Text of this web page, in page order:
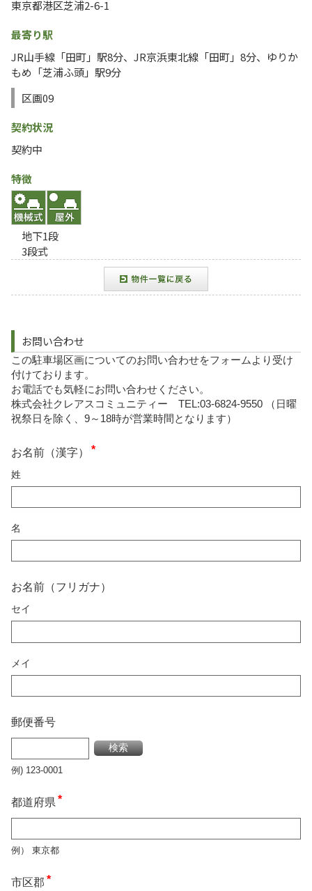
東京都港区芝浦2-6-1
最寄り駅
JR山手線「田町」駅8分、JR京浜東北線「田町」8分、ゆりか
もめ「芝浦ふ頭」駅9分
区画09
契約状況
契約中
特徴
地下1段
3段式
お問い合わせ